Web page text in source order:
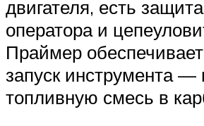
двигателя, есть
оператора и
Праймер
запуск инструмента —
топливную смесь в